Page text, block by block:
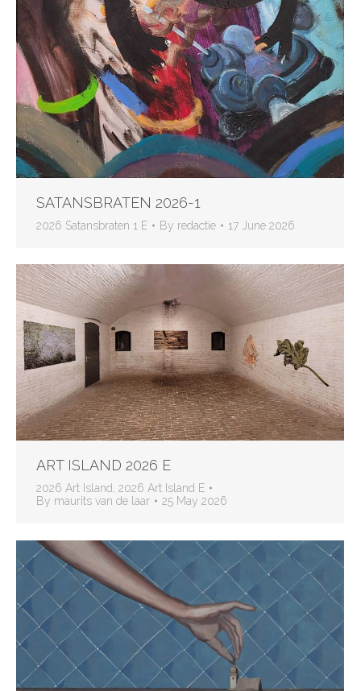
SATANSBRATEN 2026-1
2026 Satansbraten 1 E By redactie 17 June 2026
ART ISLAND 2026 E
2026 Art Island 2026 Art Island E
By maurits van de laar 25 May 2026